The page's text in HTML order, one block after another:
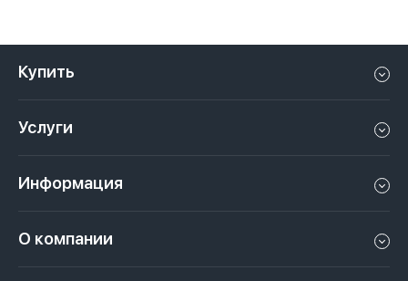
Купить
Апартаменты в Дубае
Пентхаус в Дубае
Услуги
Сдать недвижимость в Дубае, ОАЭ
Информация
О компании